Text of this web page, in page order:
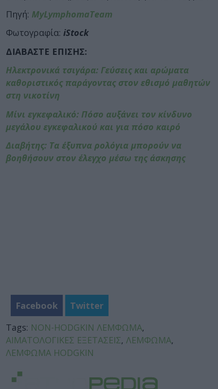
Πηγή: MyLymphomaTeam
Φωτογραφία: iStock
ΔΙΑΒΑΣΤΕ ΕΠΙΣΗΣ:
Ηλεκτρονικά τσιγάρα: Γεύσεις και αρώματα
καθοριστικός παράγοντας στον εθισμό μαθητών
στη νικοτίνη
Μίνι εγκεφαλικό: Πόσο αυξάνει τον κίνδυνο
μεγάλου εγκεφαλικού και για πόσο καιρό
Διαβήτης: Τα έξυπνα ρολόγια μπορούν να
βοηθήσουν στον έλεγχο μέσω της άσκησης
Facebook
Twitter
Tags: NON-HODGKIN ΛΕΜΦΩΜΑ,
ΑΙΜΑΤΟΛΟΓΙΚΕΣ ΕΞΕΤΑΣΕΙΣ, ΛΕΜΦΩΜΑ,
ΛΕΜΦΩΜΑ HODGKIN